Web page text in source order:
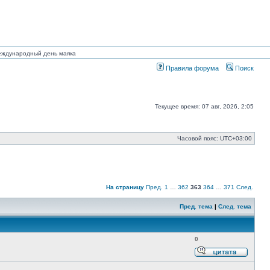
день маяка
Правила форума Поиск
Текущее время: 07 авг, 2026, 2:05
Часовой пояс: UTC+03:00
На страницу Пред. 1 362 363 364 371 След.
Пред. тема | След. тема
0